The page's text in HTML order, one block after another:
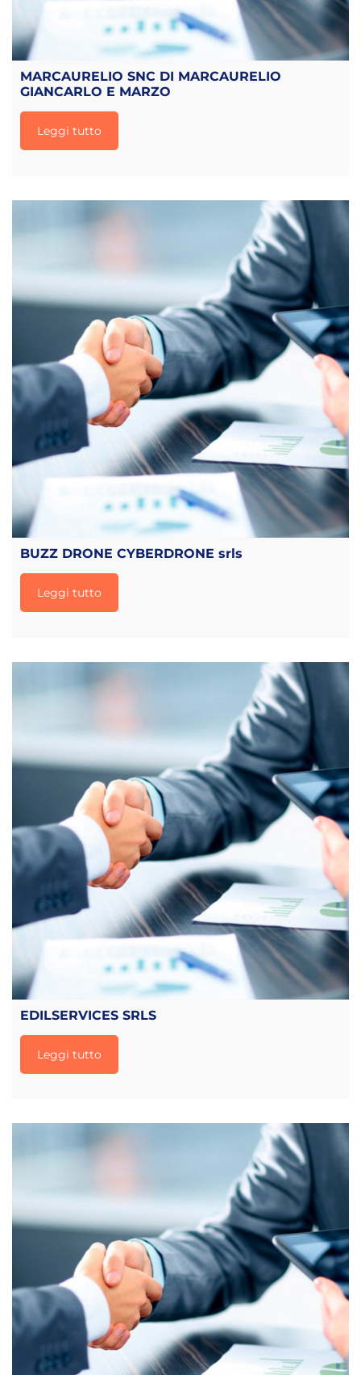
MARCAURELIO SNC DI MARCAURELIO
GIANCARLO E MARZO
Leggi tutto
BUZZ DRONE CYBERDRONE srls
Leggi tutto
EDILSERVICES SRLS
Leggi tutto